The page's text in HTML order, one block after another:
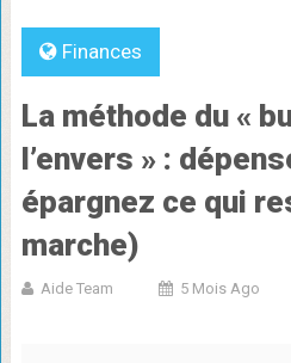
Finances
La méthode du «
l’envers » :
épargnez ce qui
marche)
Aide Team 5 Mois Ago